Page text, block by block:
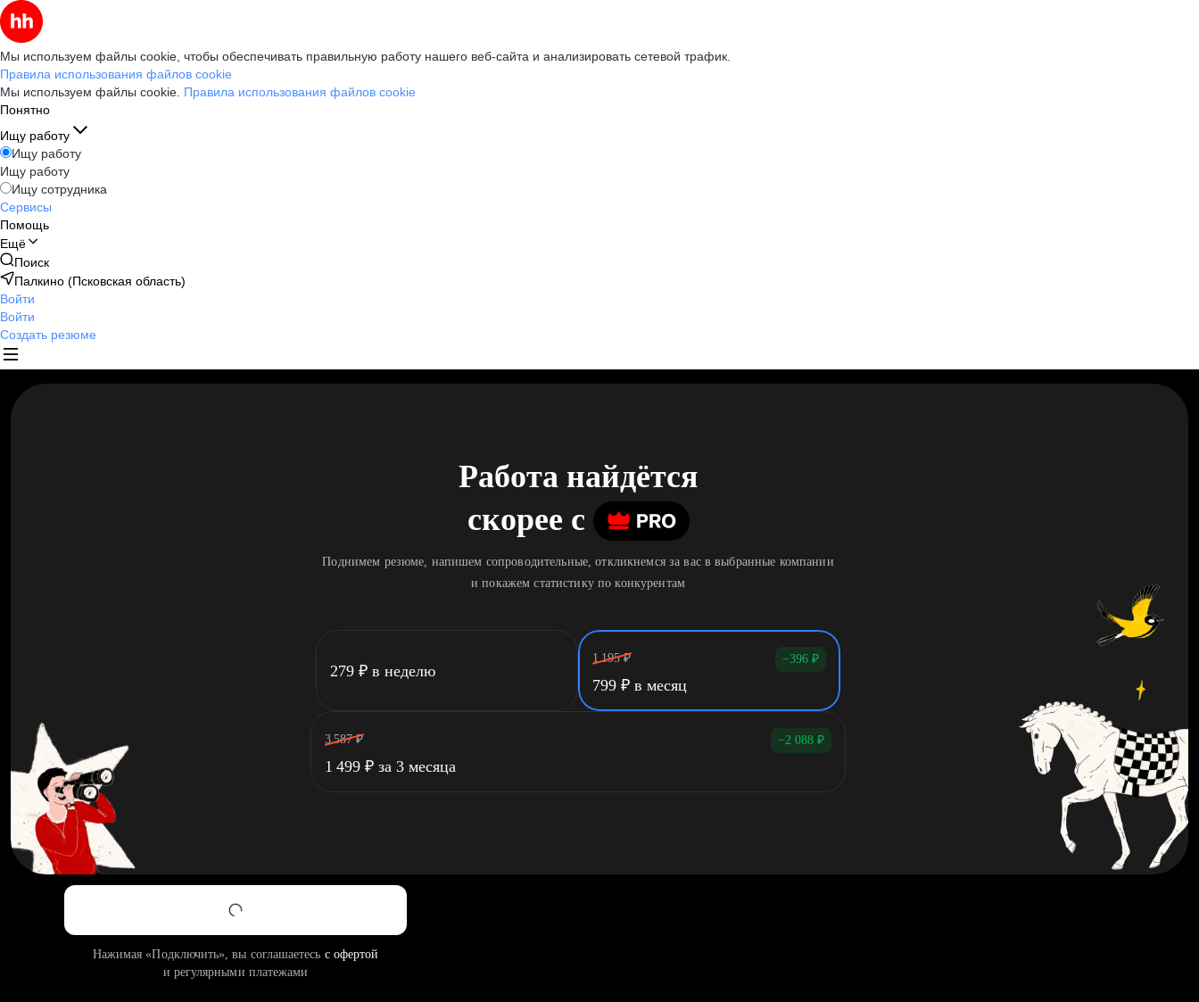
Мы используем файлы cookie, чтобы обеспечивать правильную работу нашего веб-сайта и анализировать сетевой трафик.
Правила использования файлов cookie
Мы используем файлы cookie. Правила использования файлов cookie
Понятно
Ищу работу
Ищу работу
Ищу работу
Ищу сотрудника
Сервисы
Помощь
Ещё
Поиск
Палкино (Псковская область)
Войти
Войти
Создать резюме
Работа найдётся
скорее c
Поднимем резюме, напишем сопроводительные, откликнемся за вас в выбранные компании
и покажем статистику по конкурентам
279 ₽ в неделю
1 195 ₽ −396 ₽
799 ₽ в месяц
3 587 ₽ −2 088 ₽
1 499 ₽ за 3 месяца
Нажимая «Подключить», вы соглашаетесь с офертой
и регулярными платежами